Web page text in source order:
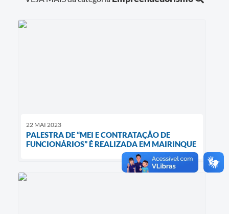
22 MAI 2023
PALESTRA DE “MEI E CONTRATAÇÃO DE
FUNCIONÁRIOS” É REALIZADA EM MAIRINQUE